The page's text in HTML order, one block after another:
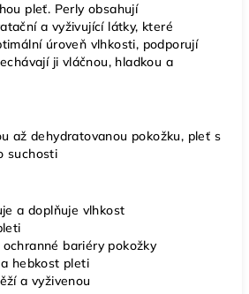
pleť. Perly obsahují
a vyživující látky, které
úroveň vlhkosti, podporují
ji vláčnou, hladkou a
až dehydratovanou pokožku, pleť s
suchosti
a doplňuje vlhkost
bariéry pokožky
hebkost pleti
a vyživenou